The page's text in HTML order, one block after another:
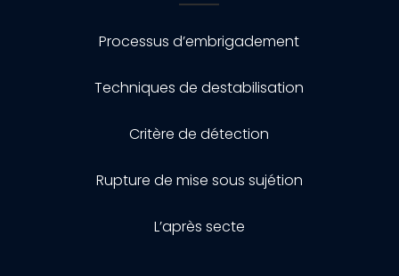
Processus d’embrigadement
Techniques de destabilisation
Critère de détection
Rupture de mise sous sujétion
L’après secte